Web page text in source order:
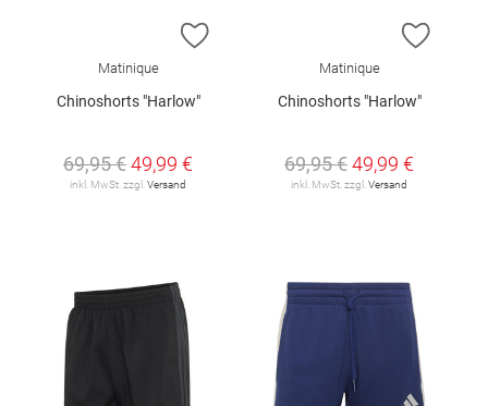
ZUR WUNSCHLISTE HINZUFÜGEN
Matinique
Chinoshorts "Harlow"
69,95 €49,99 €
inkl. MwSt. zzgl.Versand
ZUR
Matinique
Chinoshorts "Harlow"
69,95 €49,99 €
inkl. MwSt. zzgl.Versand